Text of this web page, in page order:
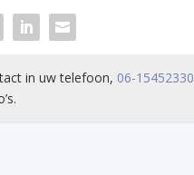
in uw telefoon, 06-15452330